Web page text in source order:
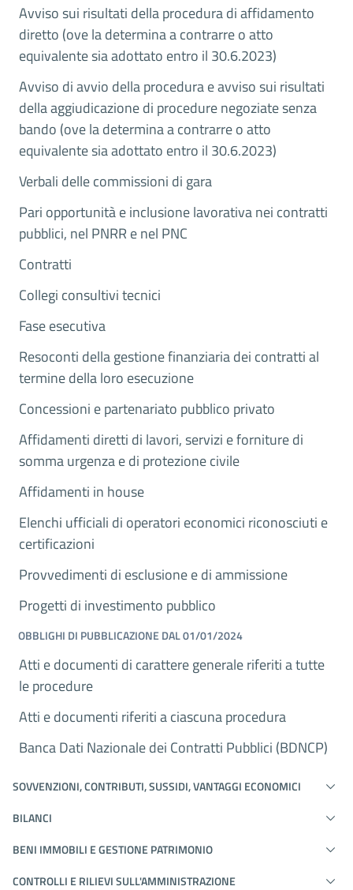
Avviso sui risultati della procedura di affidamento
diretto (ove la determina a contrarre o atto
equivalente sia adottato entro il 30.6.2023)
Avviso di avvio della procedura e avviso sui risultati
della aggiudicazione di procedure negoziate senza
bando (ove la determina a contrarre o atto
equivalente sia adottato entro il 30.6.2023)
Verbali delle commissioni di gara
Pari opportunità e inclusione lavorativa nei contratti
pubblici, nel PNRR e nel PNC
Contratti
Collegi consultivi tecnici
Fase esecutiva
Resoconti della gestione finanziaria dei contratti al
termine della loro esecuzione
Concessioni e partenariato pubblico privato
Affidamenti diretti di lavori, servizi e forniture di
somma urgenza e di protezione civile
Affidamenti in house
Elenchi ufficiali di operatori economici riconosciuti e
certificazioni
Provvedimenti di esclusione e di ammissione
Progetti di investimento pubblico
OBBLIGHI DI PUBBLICAZIONE DAL 01/01/2024
Atti e documenti di carattere generale riferiti a tutte
le procedure
Atti e documenti riferiti a ciascuna procedura
Banca Dati Nazionale dei Contratti Pubblici (BDNCP)
SOVVENZIONI, CONTRIBUTI, SUSSIDI, VANTAGGI ECONOMICI
BILANCI
BENI IMMOBILI E GESTIONE PATRIMONIO
CONTROLLI E RILIEVI SULL'AMMINISTRAZIONE